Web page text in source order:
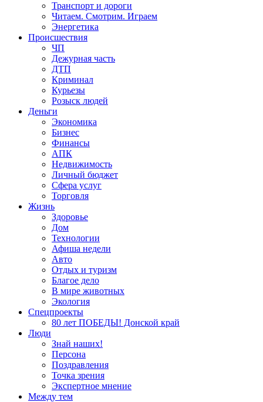
Транспорт и дороги
Читаем. Смотрим. Играем
Энергетика
Происшествия
ЧП
Дежурная часть
ДТП
Криминал
Курьезы
Розыск людей
Деньги
Экономика
Бизнес
Финансы
АПК
Недвижимость
Личный бюджет
Сфера услуг
Торговля
Жизнь
Здоровье
Дом
Технологии
Афиша недели
Авто
Отдых и туризм
Благое дело
В мире животных
Экология
Спецпроекты
80 лет ПОБЕДЫ! Донской край
Люди
Знай наших!
Персона
Поздравления
Точка зрения
Экспертное мнение
Между тем